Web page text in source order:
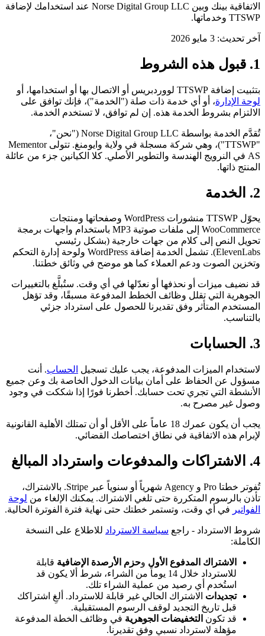
الاتفاقية بينك وبين Norse Digital Group LLC عند استخدامك لإضافة
TTSWP وخدماتها.
آخر تحديث: 3 مايو 2026
1. قبول هذه الشروط
بتثبيت إضافة TTSWP لووردبريس أو الاتصال بها أو استخدامها، أو
لوحة الإدارة، أو أي خدمة ذات صلة ("الخدمة")، فإنك توافق على
الالتزام بشروط الخدمة هذه. إن لم توافق، لا تستخدم الخدمة.
تُقدَّم الخدمة بواسطة Norse Digital Group LLC ("نحن"،
"TTSWP")، وهي شركة مسجلة في ولاية وايومنغ. تتولى Mementor
AS في النرويج الهندسة والتطوير الأصلي. كلا الكيانين جزء من عائلة
المنتج ذاتها.
2. الخدمة
يحوّل TTSWP منشورات WordPress وصفحاتها ومنتجات
WooCommerce إلى ملفات صوتية MP3 باستخدام واجهات برمجة
تحويل النص إلى كلام من جهات خارجية (بشكل رئيسي
ElevenLabs). تشمل الخدمة إضافة WordPress ولوحة إدارة التحكم
وتخزين الصوت ودعم العملاء كما هو موضح في وثائق خطتنا.
قد نضيف ميزات أو نحذفها أو نعدّلها في أي وقت. ستُبلَّغ بالتغييرات
الجوهرية التي تقلل وظائف الخطط المدفوعة مسبقًا، وقد تؤهل
المستخدم المتأثر وفق تقديرنا للحصول على استرداد جزئي
بالتناسب.
3. الحسابات
لاستخدام الميزات المدفوعة، يجب عليك تسجيل الحساب. أنت
مسؤول عن الحفاظ على أمان بيانات الدخول الخاصة بك وعن جميع
الأنشطة التي تجري تحت حسابك. أخطرنا فورًا إذا شككت في وجود
وصول غير مصرح به.
يجب أن يكون عمرك 18 عاماً على الأقل أو أن تمتلك الأهلية القانونية
لإبرام هذه الاتفاقية في نطاق اختصاصك القضائي.
4. الاشتراكات والمدفوعات واسترداد المبالغ
تُفوتر خطتا Pro و Agency شهرياً أو سنوياً عبر Stripe. بالاشتراك،
تأذن بالرسوم المتكررة حتى تلغي الاشتراك. يمكنك الإلغاء من لوحة
الفواتير في أي وقت، وتستمر خطتك حتى نهاية فترة الفوترة الحالية.
شروط الاسترداد - راجع سياسة الاسترداد للاطلاع على النسخة
الكاملة:
الاشتراك المدفوع الأول وحزم الأرصدة الإضافية قابلة
للاسترداد خلال 14 يوماً من الشراء، شرط ألا يكون قد
استُخدم أي رصيد من عملية الشراء تلك.
تجديدات الاشتراك الحالي غير قابلة للاسترداد. ألغِ اشتراكك
قبل تاريخ التجديد لوقف الرسوم المستقبلية.
قد تكون التخفيضات الجوهرية في وظائف الخطة المدفوعة
مؤهلة لاسترداد نسبي وفق تقديرنا.